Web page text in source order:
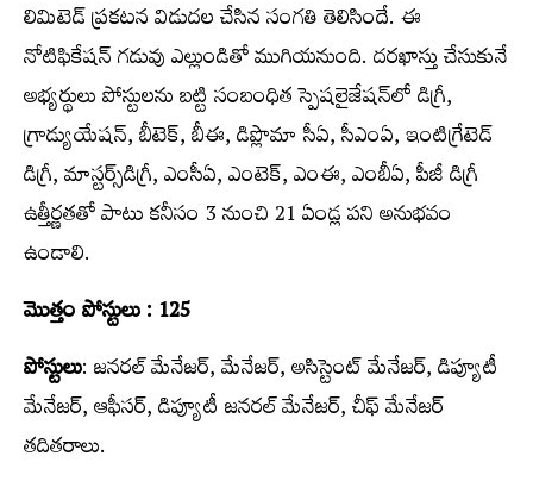
లిమిటెడ్ ప్ర‌క‌ట‌న విడుద‌ల చేసిన సంగ‌తి తెలిసిందే. ఈ
నోటిఫికేష‌న్ గ‌డువు ఎల్లుండితో ముగియ‌నుంది. ద‌ర‌ఖాస్తు చేసుకునే
అభ్య‌ర్థులు పోస్టుల‌ను బ‌ట్టి సంబంధిత స్పెషలైజేషన్‌లో డిగ్రీ,
గ్రాడ్యుయేషన్‌, బీటెక్‌, బీఈ, డిప్లొమా సీఏ, సీఎంఏ, ఇంటిగ్రేటెడ్‌
డిగ్రీ, మాస్టర్స్‌డిగ్రీ, ఎంసీఏ, ఎంటెక్‌, ఎంఈ, ఎంబీఏ, పీజీ డిగ్రీ
ఉత్తీర్ణతతో పాటు కనీసం 3 నుంచి 21 ఏండ్ల‌ పని అనుభవం
ఉండాలి.
మొత్తం పోస్టులు : 125
పోస్టులు: జనరల్‌ మేనేజర్‌, మేనేజర్‌, అసిస్టెంట్‌ మేనేజర్‌, డిప్యూటీ
మేనేజర్‌, ఆఫీసర్‌, డిప్యూటీ జనరల్‌ మేనేజర్‌, చీఫ్‌ మేనేజర్‌
తదితరాలు.